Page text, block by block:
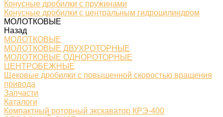
Конусные дробилки с пружинами
Конусные дробилки с центральным гидроцилиндром
МОЛОТКОВЫЕ
Назад
МОЛОТКОВЫЕ
МОЛОТКОВЫЕ ДВУХРОТОРНЫЕ
МОЛОТКОВЫЕ ОДНОРОТОРНЫЕ
ЦЕНТРОБЕЖНЫЕ
Щековые дробилки с повышенной скоростью вращения
привода
Запчасти
Каталоги
Компактный роторный экскаватор КРЭ-400